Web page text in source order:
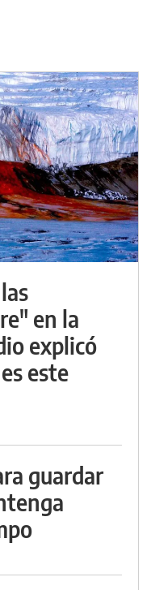
en la
explicó
este
guardar